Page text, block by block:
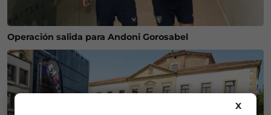
Operación salida para Andoni Gorosabel
X